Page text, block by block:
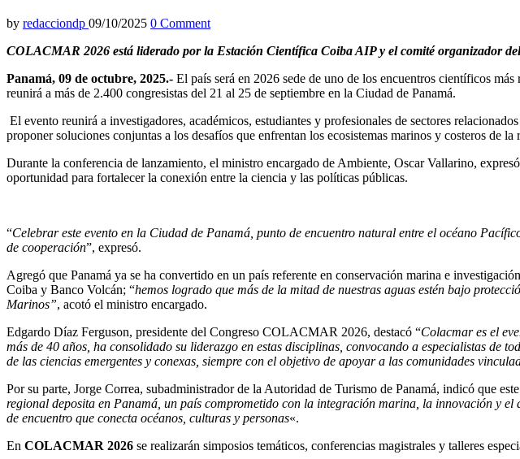
by redacciondp 09/10/2025 0 Comment
COLACMAR 2026 está liderado por la Estación Científica Coiba AIP y el comité organizador
Panamá, 09 de octubre, 2025.- El país será en 2026 sede de uno de los encuentros científicos más
reunirá a más de 2.400 congresistas del 21 al 25 de septiembre en la Ciudad de Panamá.
El evento reunirá a investigadores, académicos, estudiantes y profesionales de sectores
proponer soluciones conjuntas a los desafíos que enfrentan los ecosistemas marinos y costeros de la
Durante la conferencia de lanzamiento, el ministro encargado de Ambiente, Oscar Vallarino,
oportunidad para fortalecer la conexión entre la ciencia y las políticas públicas.
“Celebrar este evento en la Ciudad de Panamá, punto de encuentro natural entre el océano
de cooperación”, expresó.
Agregó que Panamá ya se ha convertido en un país referente en conservación marina e
Coiba y Banco Volcán; “hemos logrado que más de la mitad de nuestras aguas estén bajo
Marinos”, acotó el ministro encargado.
Edgardo Díaz Ferguson, presidente del Congreso COLACMAR 2026, destacó “Colacmar es el
más de 40 años, ha consolidado su liderazgo en estas disciplinas, convocando a especialistas de
de las ciencias emergentes y conexas, siempre con el objetivo de apoyar a las comunidades
Por su parte, Jorge Correa, subadministrador de la Autoridad de Turismo de Panamá, indicó que
regional deposita en Panamá, un país comprometido con la integración marina, la innovación y
de encuentro que conecta océanos, culturas y personas«.
En COLACMAR 2026 se realizarán simposios temáticos, conferencias magistrales y talleres